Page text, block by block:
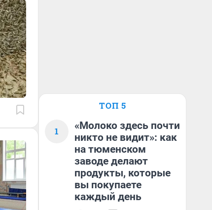
ТОП 5
1
«Молоко здесь почти
никто не видит»: как
на тюменском
заводе делают
продукты, которые
вы покупаете
каждый день